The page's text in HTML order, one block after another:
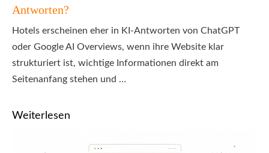
Antworten?
Hotels erscheinen eher in KI-Antworten von ChatGPT
oder Google AI Overviews, wenn ihre Website klar
strukturiert ist, wichtige Informationen direkt am
Seitenanfang stehen und …
Weiterlesen